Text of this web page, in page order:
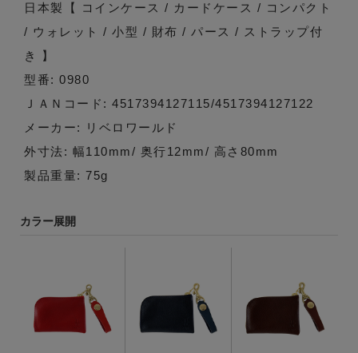
日本製【 コインケース / カードケース / コンパクト
/ ウォレット / 小型 / 財布 / パース / ストラップ付
き 】
型番: 0980
ＪＡＮコード: 4517394127115/4517394127122
メーカー: リベロワールド
外寸法: 幅110mm/ 奥行12mm/ 高さ80mm
製品重量: 75g
カラー展開